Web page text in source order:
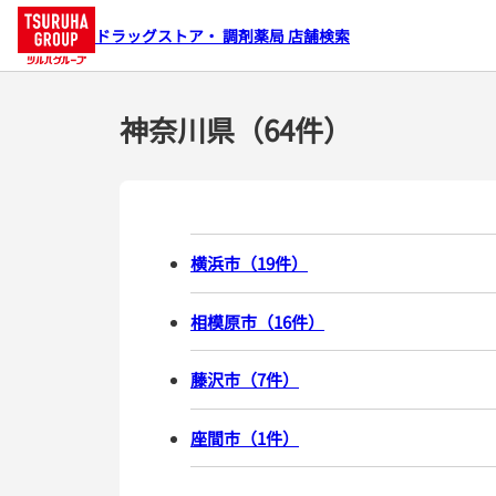
ドラッグストア・ 調剤薬局 店舗検索
神奈川県（64件）
横浜市 （19件）
相模原市 （16件）
藤沢市 （7件）
座間市 （1件）